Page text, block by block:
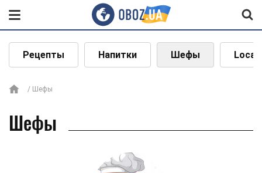
Рецепты Напитки Шефы Local
Шефы
Шефы